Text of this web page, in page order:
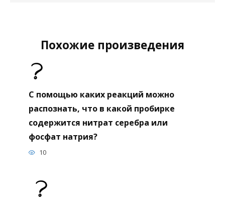
Похожие произведения
С помощью каких реакций можно
распознать, что в какой пробирке
содержится нитрат серебра или
фосфат натрия?
10